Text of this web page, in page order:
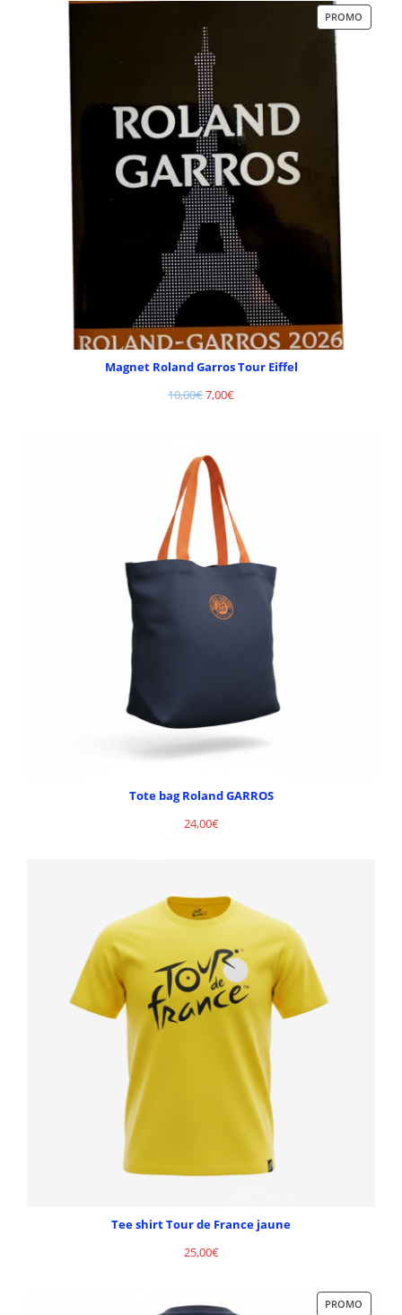
PROMO
Magnet Roland Garros Tour Eiffel
10,00€7,00€
Tote bag Roland GARROS
24,00€
Tee shirt Tour de France jaune
25,00€
PROMO